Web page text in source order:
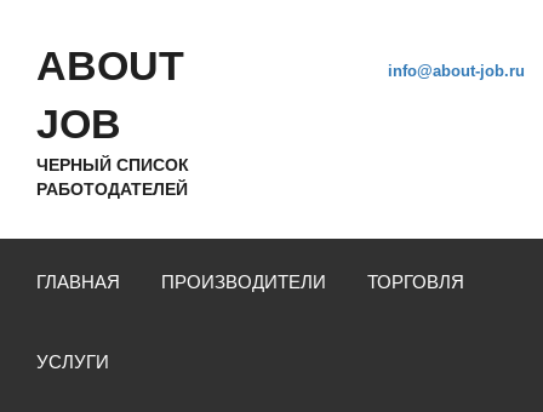
ABOUT
JOB
ЧЕРНЫЙ СПИСОК
РАБОТОДАТЕЛЕЙ
info@about-job.ru
ГЛАВНАЯ ПРОИЗВОДИТЕЛИ ТОРГОВЛЯ
УСЛУГИ